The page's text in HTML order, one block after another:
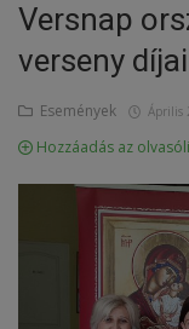
Főoldal
A tanév rendje
Diákönkormányzat
Egészségnevelés
Igazgatói köszöntő
Versnap
verseny díjai
Események Április
Hozzáadás az